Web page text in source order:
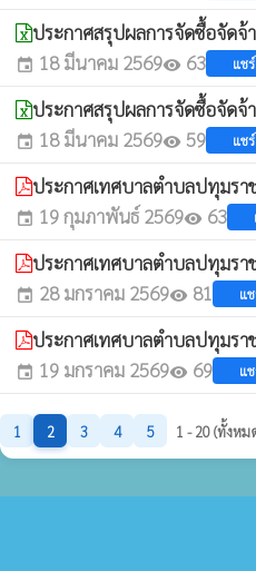
ประกาศสรุปผลการจัดซื้อจัด
event 18 มีนาคม 2569visibility 63 แชร์
ประกาศสรุปผลการจัดซื้อจัดจ้
event 18 มีนาคม 2569visibility 59 แชร์
ประกาศเทศบาลตำบลปทุมรา
event 19 กุมภาพันธ์ 2569visibility 63
ประกาศเทศบาลตำบลปทุมรา
event 28 มกราคม 2569visibility 81 แ
ประกาศเทศบาลตำบลปทุมรา
event 19 มกราคม 2569visibility 69 แ
1 2 3 4 5 1 - 20 (ทั้งหม